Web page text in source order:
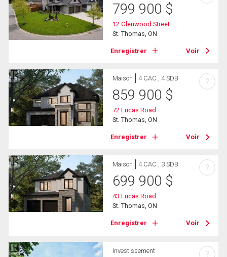
799 900 $
12 Glenwood Street
St. Thomas, ON
Enregistrer Voir
Maison 4 CAC , 4 SDB
859 900 $
72 Lucas Road
St. Thomas, ON
Enregistrer Voir
?
Maison 4 CAC , 3 SDB
699 900 $
43 Lucas Road
St. Thomas, ON
Enregistrer Voir
?
Investissement ?